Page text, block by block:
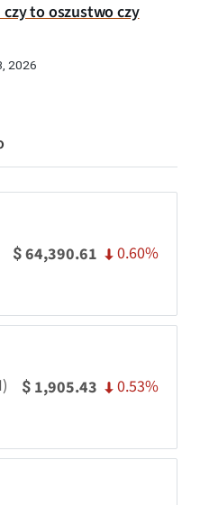
to oszustwo czy
2026
$64,390.61 0.60%
$ 1,905.43 0.53%